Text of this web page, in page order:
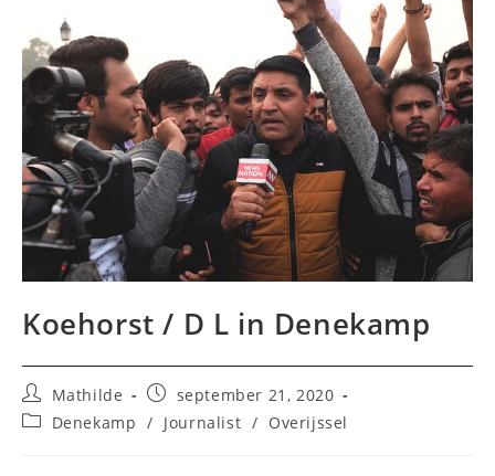
Koehorst / D L in Denekamp
Bericht
auteur:
Mathilde
Bericht
gepubliceerd
op:
september 21, 2020
Berichtcategorie:
Denekamp / Journalist / Overijssel